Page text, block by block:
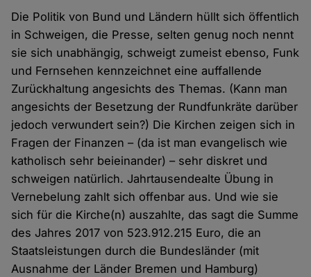
Die Politik von Bund und Ländern hüllt sich öffentlich
in Schweigen, die Presse, selten genug noch nennt
sie sich unabhängig, schweigt zumeist ebenso, Funk
und Fernsehen kennzeichnet eine auffallende
Zurückhaltung angesichts des Themas. (Kann man
angesichts der Besetzung der Rundfunkräte darüber
jedoch verwundert sein?) Die Kirchen zeigen sich in
Fragen der Finanzen – (da ist man evangelisch wie
katholisch sehr beieinander) – sehr diskret und
schweigen natürlich. Jahrtausendealte Übung in
Vernebelung zahlt sich offenbar aus. Und wie sie
sich für die Kirche(n) auszahlte, das sagt die Summe
des Jahres 2017 von 523.912.215 Euro, die an
Staatsleistungen durch die Bundesländer (mit
Ausnahme der Länder Bremen und Hamburg)